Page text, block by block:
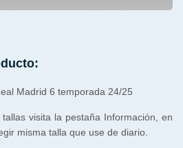
Madrid 6 temporada 24/25
visita la pestaña Información, en
misma talla que use de diario.